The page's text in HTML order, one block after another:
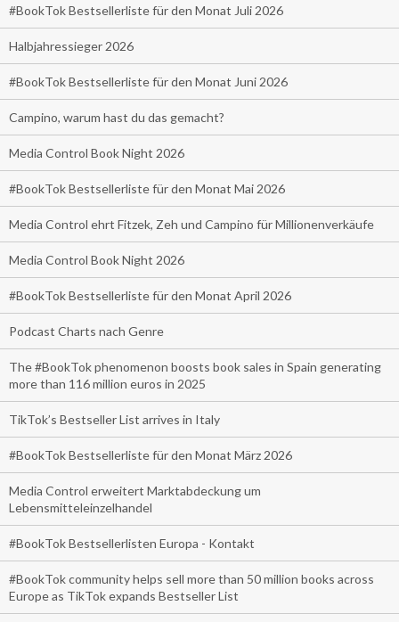
#BookTok Bestsellerliste für den Monat Juli 2026
Halbjahressieger 2026
#BookTok Bestsellerliste für den Monat Juni 2026
Campino, warum hast du das gemacht?
Media Control Book Night 2026
#BookTok Bestsellerliste für den Monat Mai 2026
Media Control ehrt Fitzek, Zeh und Campino für Millionenverkäufe
Media Control Book Night 2026
#BookTok Bestsellerliste für den Monat April 2026
Podcast Charts nach Genre
The #BookTok phenomenon boosts book sales in Spain generating
more than 116 million euros in 2025
TikTok’s Bestseller List arrives in Italy
#BookTok Bestsellerliste für den Monat März 2026
Media Control erweitert Marktabdeckung um
Lebensmitteleinzelhandel
#BookTok Bestsellerlisten Europa - Kontakt
#BookTok community helps sell more than 50 million books across
Europe as TikTok expands Bestseller List